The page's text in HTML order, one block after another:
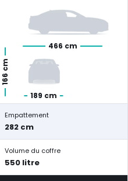
466 cm
189 cm
166 cm
Empattement
282 cm
Volume du coffre
550 litre